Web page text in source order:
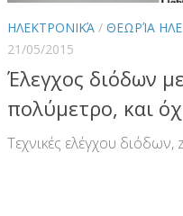
ΗΛΕΚΤΡΟΝΙΚΆ / ΘΕΩΡΊΑ
21/05/2015
Έλεγχος διόδων με
πολύμετρο, και
Τεχνικές ελέγχου διόδων,